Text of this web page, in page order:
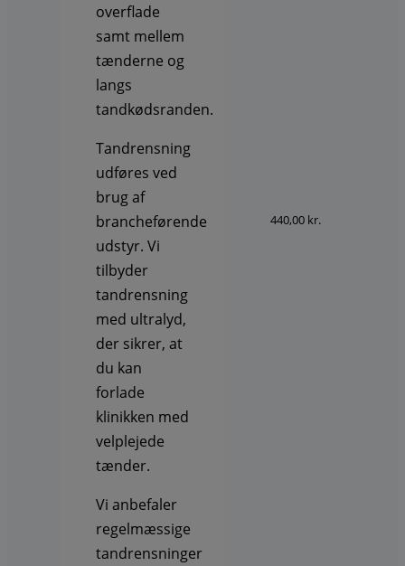
overflade
samt mellem
tænderne og
langs
tandkødsranden.
Tandrensning
udføres ved
brug af
brancheførende
udstyr. Vi
tilbyder
tandrensning
med ultralyd,
der sikrer, at
du kan
forlade
klinikken med
velplejede
tænder.
Vi anbefaler
regelmæssige
tandrensninger
440,00 kr.